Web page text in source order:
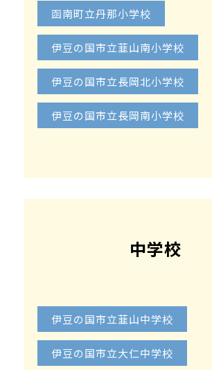
函南町立丹那小学校
伊豆の国市立韮山南小学校
伊豆の国市立長岡北小学校
伊豆の国市立長岡南小学校
中学校
伊豆の国市立韮山中学校
伊豆の国市立大仁中学校